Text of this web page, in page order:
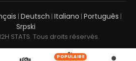
| Deutsch | Italiano | Português |
Srpski
STATS. Tous droits réservés.
POPULAIRE